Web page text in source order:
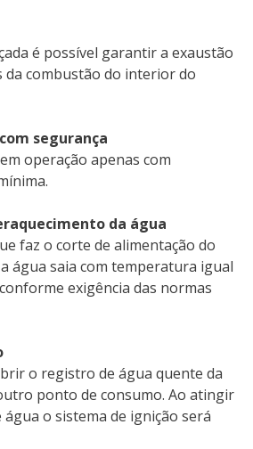
é possível garantir a exaustão
da combustão do interior do
segurança
operação apenas com
da água
faz o corte de alimentação do
água saia com temperatura igual
exigência das normas
o registro de água quente da
ponto de consumo. Ao atingir
o sistema de ignição será